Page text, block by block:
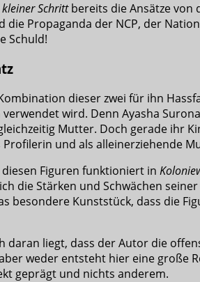
kleiner Schrittbereits die Ansätze von
die Propaganda der NCP, der
Schuld!
dieser zwei für ihn
wird. Denn Ayasha
Mutter. Doch gerade ihr
und als alleinerziehende
diesen Figuren funktioniert in
die Stärken und Schwächen
besondere Kunststück, dass die
daran liegt, dass der Autor die
weder entsteht hier eine große
geprägt und nichts anderem.